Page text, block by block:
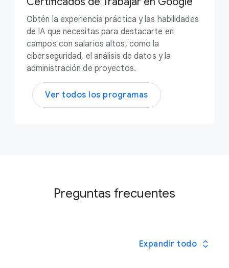
Obtén la experiencia práctica y las habilidades
de IA que necesitas para destacarte en
campos con salarios altos, como la
ciberseguridad, el análisis de datos y la
administración de proyectos.
Ver todos los programas
Preguntas frecuentes
Expandir todo